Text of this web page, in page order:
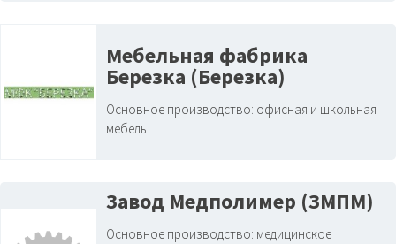
Мебельная фабрика
Березка (Березка)
Основное производство: офисная и школьная
мебель
Завод Медполимер (ЗМПМ)
Основное производство: медицинское